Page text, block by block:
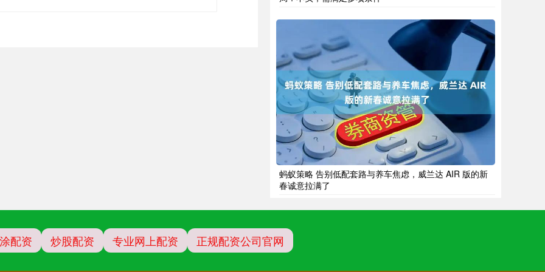
蚂蚁策略 告别低配套路与养车焦虑，威兰达 AIR 版的新
春诚意拉满了
配资 炒股配资 专业网上配资 正规配资公司官网